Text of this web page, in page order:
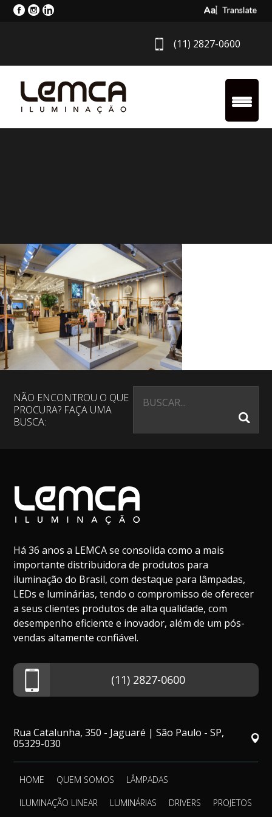
Select
(11) 2827-0600
NÃO ENCONTROU O QUE
PROCURA? FAÇA UMA
BUSCA:
Há 36 anos a LEMCA se consolida como a mais
importante distribuidora de produtos para
iluminação do Brasil, com destaque para lâmpadas,
LEDs e luminárias, tendo o compromisso de oferecer
a seus clientes produtos de alta qualidade, com
desempenho eficiente e inovador, além de um pós-
vendas altamente confiável.
(11) 2827-0600
Rua Catalunha, 350 - Jaguaré | São Paulo - SP,
05329-030
HOME QUEM SOMOS
LÂMPADAS
ILUMINAÇÃO LINEAR
LUMINÁRIAS DRIVERS PROJETOS